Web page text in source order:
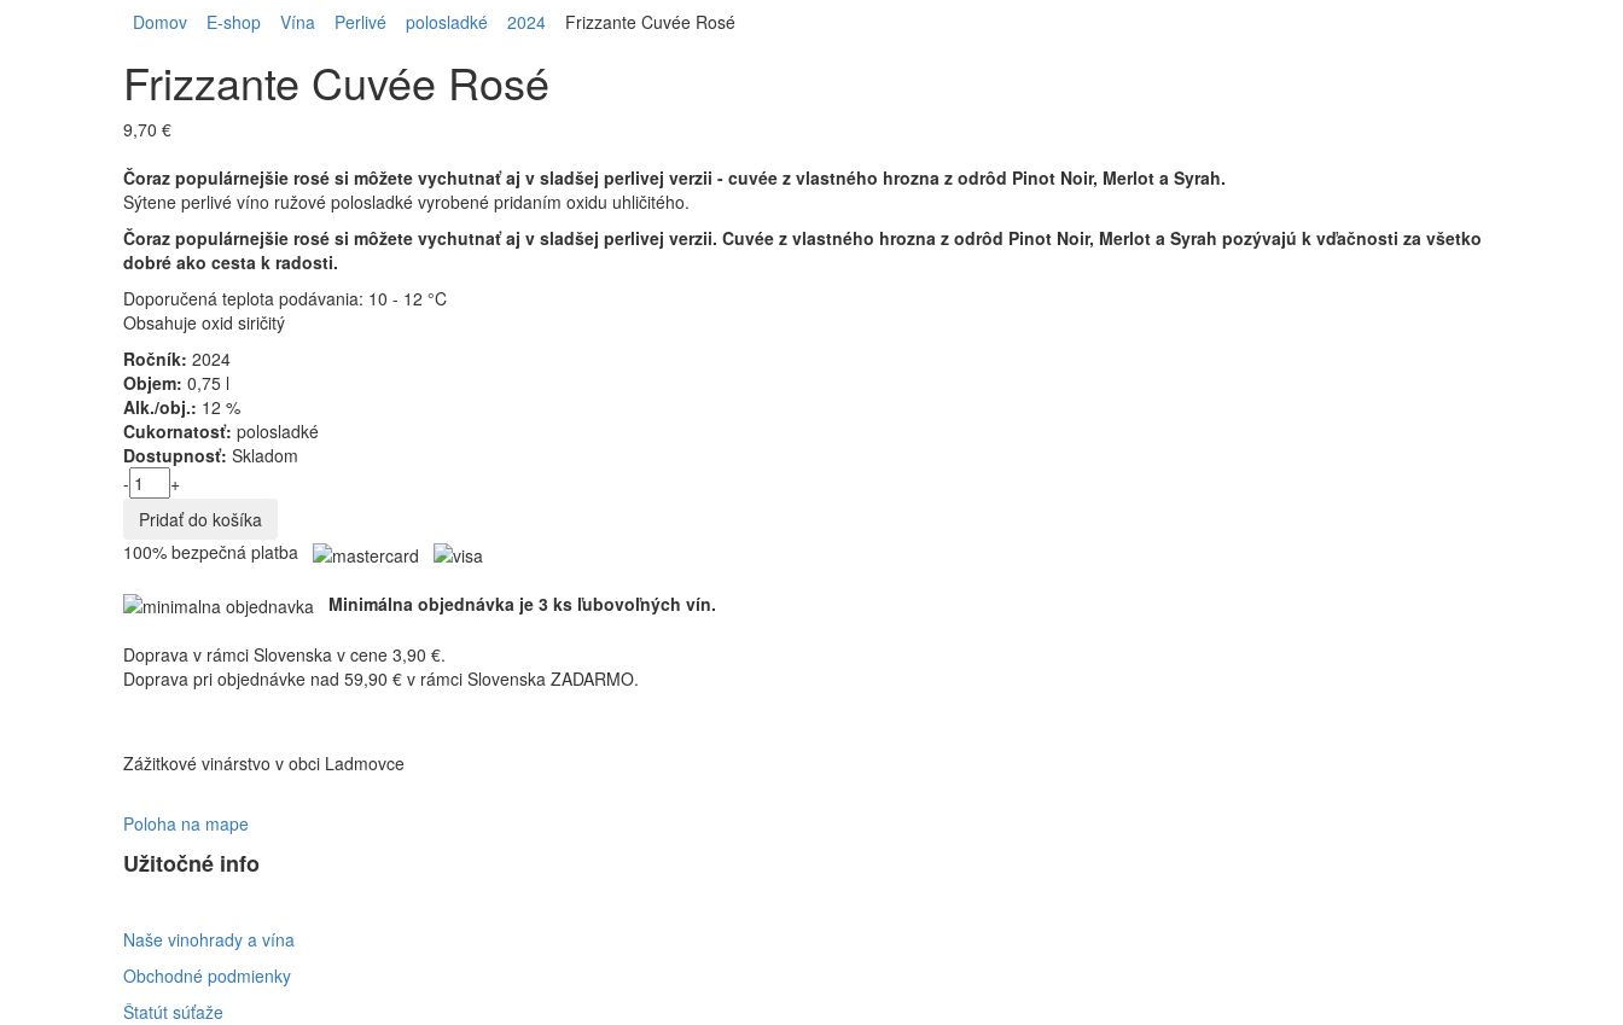
Domov
E-shop Vína Perlivé polosladké 2024 Frizzante Cuvée Rosé
Frizzante Cuvée Rosé
9,70 €
Čoraz populárnejšie rosé si môžete vychutnať aj v sladšej perlivej verzii - cuvée z vlastného hrozna z odrôd Pinot Noir, Merlot a Syrah.
Sýtene perlivé víno ružové polosladké vyrobené pridaním oxidu uhličitého.
Čoraz populárnejšie rosé si môžete vychutnať aj v sladšej perlivej verzii. Cuvée z vlastného hrozna z odrôd Pinot Noir, Merlot a Syrah pozývajú k vďačnosti za všetko
dobré ako cesta k radosti.
Doporučená teplota podávania: 10 - 12 °C
Obsahuje oxid siričitý
Ročník: 2024
Objem: 0,75 l
Alk./obj.: 12 %
Cukornatosť: polosladké
Dostupnosť: Skladom
-
+
100% bezpečná platba
Minimálna objednávka je 3 ks ľubovoľných vín.
Doprava v rámci Slovenska v cene 3,90 €.
Doprava pri objednávke nad 59,90 € v rámci Slovenska ZADARMO.
Zážitkové vinárstvo v obci Ladmovce
Poloha na mape
Užitočné info
Naše vinohrady a vína
Obchodné podmienky
Štatút súťaže